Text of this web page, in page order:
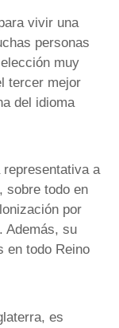
vivir una
personas
muy
tercer mejor
del idioma
representativa a
sobre todo en
por
Además, su
en todo Reino
es